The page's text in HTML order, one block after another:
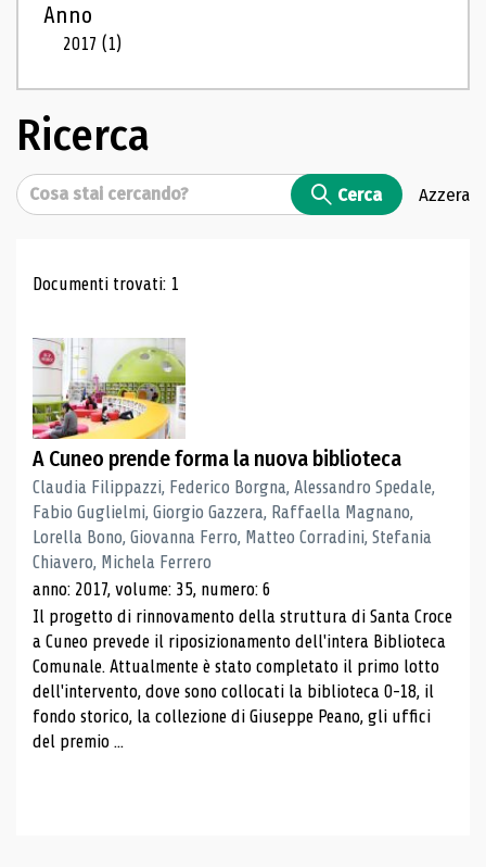
Anno
2017(1)
Ricerca
Cerca Cerca Azzera
Risultati di ricerca
Documenti trovati: 1
A Cuneo prende forma la nuova biblioteca
Claudia Filippazzi, Federico Borgna, Alessandro Spedale,
Fabio Guglielmi, Giorgio Gazzera, Raffaella Magnano,
Lorella Bono, Giovanna Ferro, Matteo Corradini, Stefania
Chiavero, Michela Ferrero
anno: 2017, volume: 35, numero: 6
Il progetto di rinnovamento della struttura di Santa Croce
a Cuneo prevede il riposizionamento dell'intera Biblioteca
Comunale. Attualmente è stato completato il primo lotto
dell'intervento, dove sono collocati la biblioteca 0-18, il
fondo storico, la collezione di Giuseppe Peano, gli uffici
del premio ...